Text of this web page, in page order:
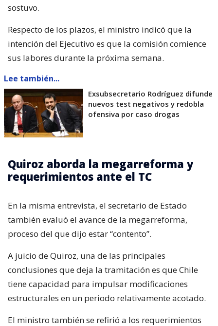
sostuvo.
Respecto de los plazos, el ministro indicó que la
intención del Ejecutivo es que la comisión comience
sus labores durante la próxima semana.
Lee también...
Exsubsecretario Rodríguez difunde
nuevos test negativos y redobla
ofensiva por caso drogas
Quiroz aborda la megarreforma y
requerimientos ante el TC
En la misma entrevista, el secretario de Estado
también evaluó el avance de la megarreforma,
proceso del que dijo estar “contento”.
A juicio de Quiroz, una de las principales
conclusiones que deja la tramitación es que Chile
tiene capacidad para impulsar modificaciones
estructurales en un periodo relativamente acotado.
El ministro también se refirió a los requerimientos